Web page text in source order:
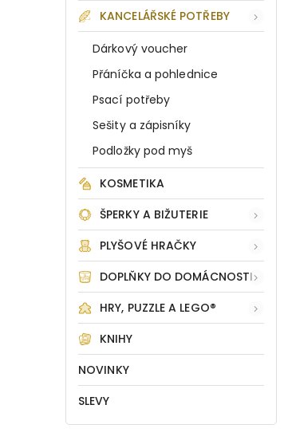
KANCELÁŘSKÉ POTŘEBY
Dárkový voucher
Přáníčka a pohlednice
Psací potřeby
Sešity a zápisníky
Podložky pod myš
KOSMETIKA
ŠPERKY A BIŽUTERIE
PLYŠOVÉ HRAČKY
DOPLŇKY DO DOMÁCNOSTI
HRY, PUZZLE A LEGO®
KNIHY
NOVINKY
SLEVY